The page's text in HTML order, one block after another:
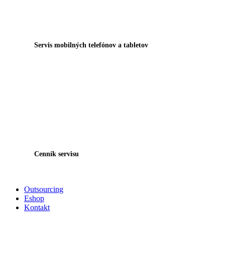
Servis mobilných telefónov a tabletov
Cenník servisu
Outsourcing
Eshop
Kontakt